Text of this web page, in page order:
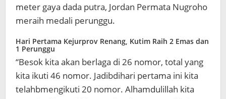
meter gaya dada putra, Jordan Permata Nugroho
meraih medali perunggu.
Hari Pertama Kejurprov Renang, Kutim Raih 2 Emas dan
1 Perunggu
“Besok kita akan berlaga di 26 nomor, total yang
kita ikuti 46 nomor. Jadibdihari pertama ini kita
telahbmengikuti 20 nomor. Alhamdulillah kita